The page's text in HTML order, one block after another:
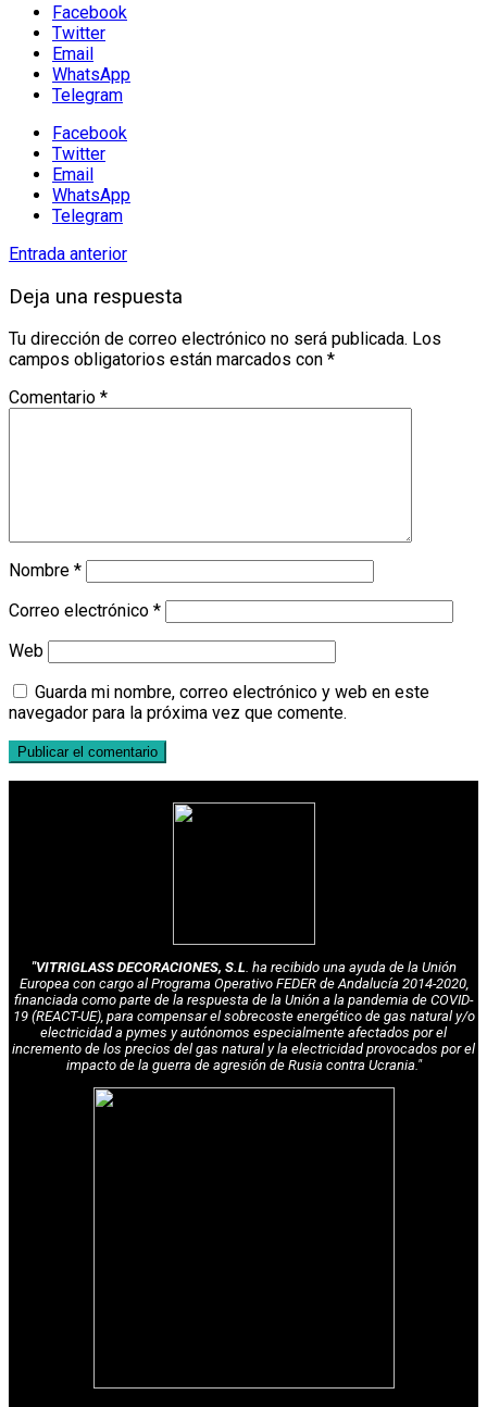
Facebook
Twitter
Email
WhatsApp
Telegram
Facebook
Twitter
Email
WhatsApp
Telegram
Entrada anterior
Deja una respuesta
Tu dirección de correo electrónico no será publicada. Los
campos obligatorios están marcados con *
Comentario *
Nombre *
Correo electrónico *
Web
Guarda mi nombre, correo electrónico y web en este
navegador para la próxima vez que comente.
"VITRIGLASS DECORACIONES, S.L. ha recibido una ayuda de la Unión
Europea con cargo al Programa Operativo FEDER de Andalucía 2014-2020,
financiada como parte de la respuesta de la Unión a la pandemia de COVID-
19 (REACT-UE), para compensar el sobrecoste energético de gas natural y/o
electricidad a pymes y autónomos especialmente afectados por el
incremento de los precios del gas natural y la electricidad provocados por el
impacto de la guerra de agresión de Rusia contra Ucrania."